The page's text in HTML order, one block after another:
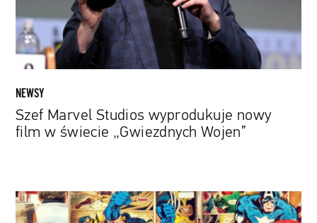
świecie
„Gwiezdnych
Wojen”
NEWSY
Szef Marvel Studios wyprodukuje nowy
film w świecie „Gwiezdnych Wojen”
Niespodzianka
dla